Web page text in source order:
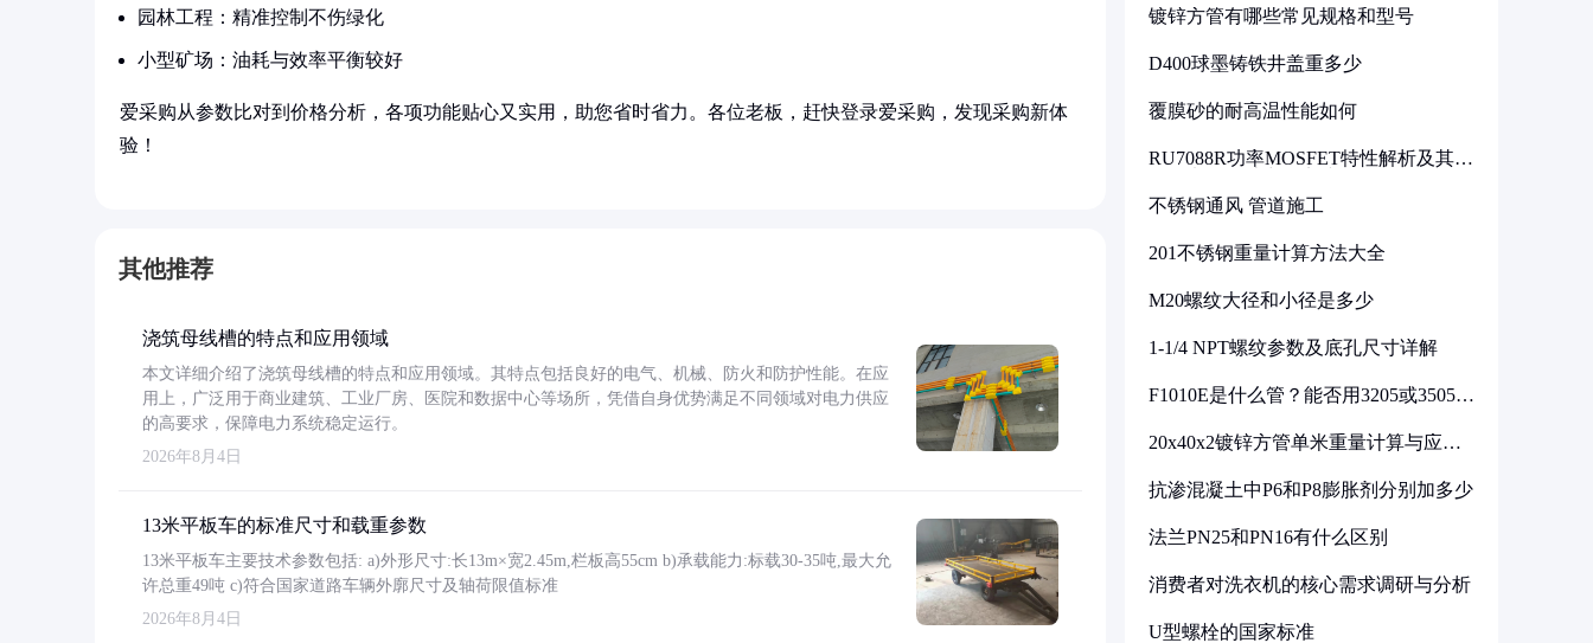
园林工程：精准控制不伤绿化
小型矿场：油耗与效率平衡较好
爱采购从参数比对到价格分析，各项功能贴心又实用，助您省时省力。各位老板，赶快登录爱采购，发现采购新体
验！
其他推荐
浇筑母线槽的特点和应用领域
本文详细介绍了浇筑母线槽的特点和应用领域。其特点包括良好的电气、机械、防火和防护性能。在应
用上，广泛用于商业建筑、工业厂房、医院和数据中心等场所，凭借自身优势满足不同领域对电力供应
的高要求，保障电力系统稳定运行。
2026年8月4日
13米平板车的标准尺寸和载重参数
13米平板车主要技术参数包括: a)外形尺寸:长13m×宽2.45m,栏板高55cm b)承载能力:标载30-35吨,最大允
许总重49吨 c)符合国家道路车辆外廓尺寸及轴荷限值标准
2026年8月4日
镀锌方管有哪些常见规格和型号
D400球墨铸铁井盖重多少
覆膜砂的耐高温性能如何
RU7088R功率MOSFET特性解析及其在
不锈钢通风 管道施工
201不锈钢重量计算方法大全
M20螺纹大径和小径是多少
1-1/4 NPT螺纹参数及底孔尺寸详解
F1010E是什么管？能否用3205或3505代
20x40x2镀锌方管单米重量计算与应用
抗渗混凝土中P6和P8膨胀剂分别加多少
法兰PN25和PN16有什么区别
消费者对洗衣机的核心需求调研与分析
U型螺栓的国家标准